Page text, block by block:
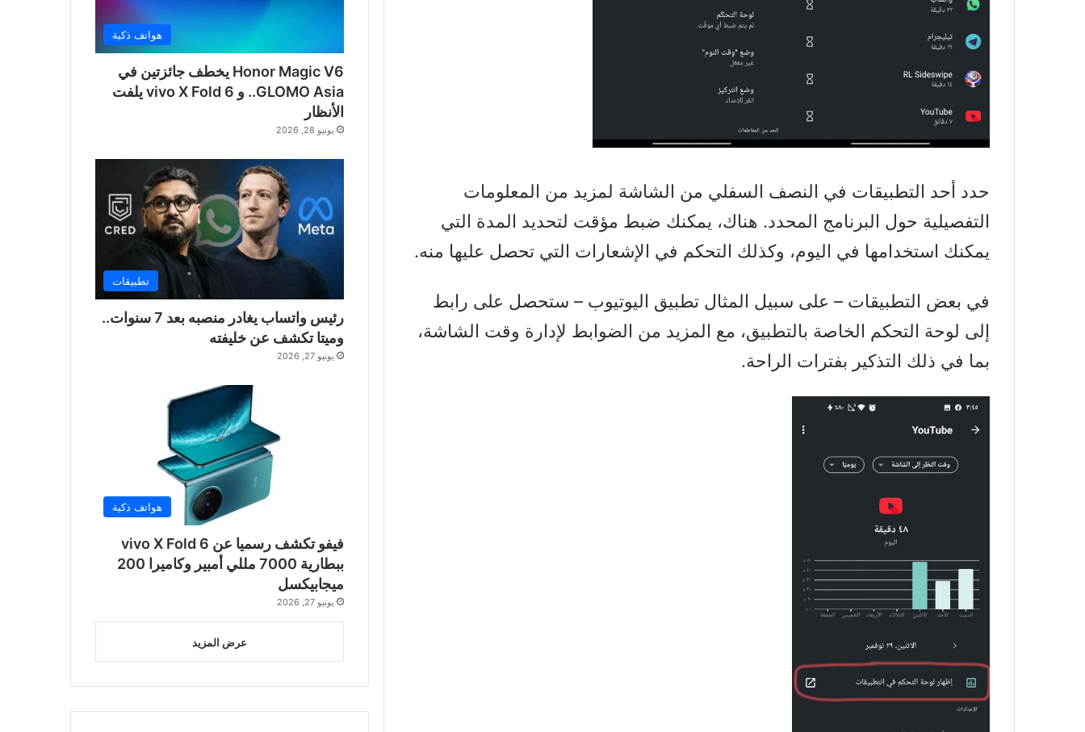
حدد أحد التطبيقات في النصف السفلي من الشاشة لمزيد من المعلومات
التفصيلية حول البرنامج المحدد. هناك، يمكنك ضبط مؤقت لتحديد المدة التي
يمكنك استخدامها في اليوم، وكذلك التحكم في الإشعارات التي تحصل عليها منه.
في بعض التطبيقات – على سبيل المثال تطبيق اليوتيوب – ستحصل على رابط
إلى لوحة التحكم الخاصة بالتطبيق، مع المزيد من الضوابط لإدارة وقت الشاشة،
بما في ذلك التذكير بفترات الراحة.
هواتف ذكية
Honor Magic V6 يخطف جائزتين في
GLOMO Asia.. و vivo X Fold 6 يلفت
الأنظار
يونيو 28, 2026
تطبيقات
رئيس واتساب يغادر منصبه بعد 7 سنوات..
وميتا تكشف عن خليفته
يونيو 27, 2026
هواتف ذكية
فيفو تكشف رسميا عن vivo X Fold 6
ببطارية 7000 مللي أمبير وكاميرا 200
ميجابيكسل
يونيو 27, 2026
عرض المزيد